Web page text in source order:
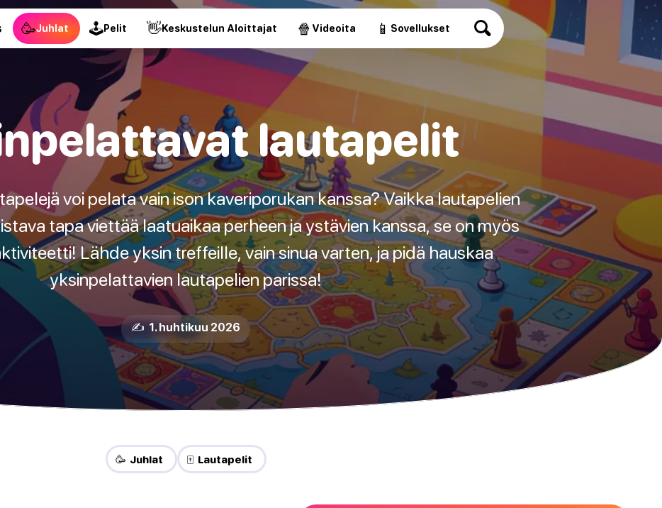
🥳Juhlat 🕹Pelit 👋Keskustelun Aloittajat 🍿 Videoita 📱 Sovellukset
lautapelit
voi pelata vain ison kaveriporukan kanssa? Vaikka lautapelien
tapa viettää laatuaikaa perheen ja ystävien kanssa, se on myös
Lähde yksin treffeille, vain sinua varten, ja pidä hauskaa
yksinpelattavien lautapelien parissa!
✍️ 1. huhtikuu 2026
🥳 Juhlat 🀄 Lautapelit